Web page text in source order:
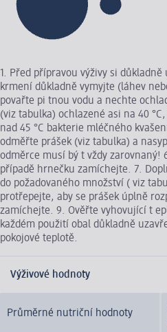
1. Před přípravou výživy si
krmení důkladně vymyjte (láhev
povařte pi tnou vodu a nechte
(viz tabulka) ochlazené asi na 40
nad 45 °C bakterie mléčného
odměřte prášek (viz tabulka) a
odměrce musí bý t vždy zarovnaný!
případě hrnečku zamíchejte. 7.
do požadovaného množství ( viz
protřepejte, aby se prášek úplně
zamíchejte. 9. Ověřte vyhovující t
každém použití obal důkladně
pokojové teplotě.
Výživové hodnoty
Průměrné nutriční hodnoty